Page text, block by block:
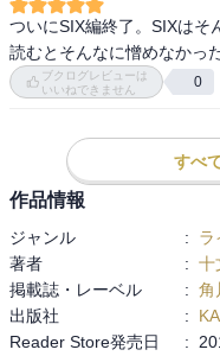
ついにSIX編終了。SIXはそ
読むとそんなに憎めなかっ
ブクログレビューは
いいねできません
0
すべ
作品情報
ジャンル : ラ
著者
: 十
掲載誌・レーベル
: 角
出版社
:
Reader Store発売日
: